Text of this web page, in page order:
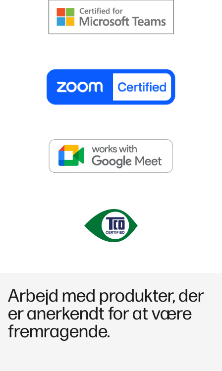
Arbejd med produkter, der
er anerkendt for at være
fremragende.